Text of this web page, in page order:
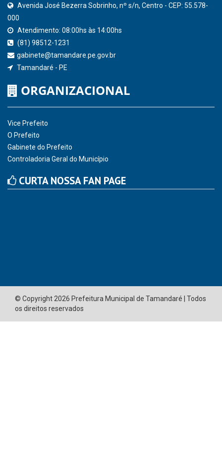
Avenida José Bezerra Sobrinho, nº s/n, Centro - CEP: 55.578-
000
Atendimento: 08:00hs às 14:00hs
(81) 98512-1231
gabinete@tamandare.pe.gov.br
Tamandaré - PE
ORGANIZACIONAL
Vice Prefeito
O Prefeito
Gabinete do Prefeito
Controladoria Geral do Município
CURTA NOSSA FAN PAGE
© Copyright 2026 Prefeitura Municipal de Tamandaré | Todos
os direitos reservados